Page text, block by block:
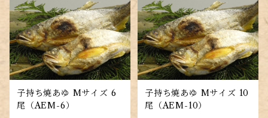
子持ち焼あゆ Mサイズ 6
尾（AEM-6）
子持ち焼あゆ Mサイズ 10
尾（AEM-10）